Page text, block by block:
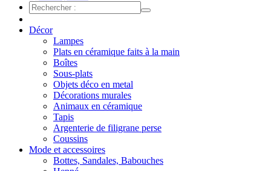
Décor
Lampes
Plats en céramique faits à la main
Boîtes
Sous-plats
Objets déco en metal
Décorations murales
Animaux en céramique
Tapis
Argenterie de filigrane perse
Coussins
Mode et accessoires
Bottes, Sandales, Babouches